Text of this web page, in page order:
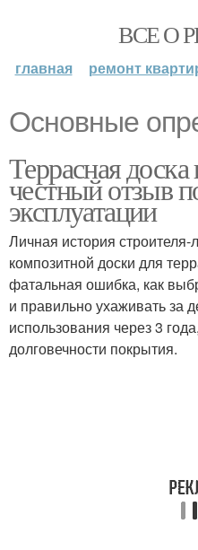
ВСЕ О
главная ремонт
Основные
Террасная
честный отзыв
эксплуатации
Личная история
композитной доски для
фатальная ошибка, как
и правильно ухаживать за
использования через 3
долговечности покрытия.